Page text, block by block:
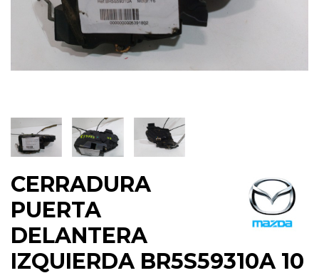
CERRADURA
PUERTA
DELANTERA
IZQUIERDA BR5S59310A 10